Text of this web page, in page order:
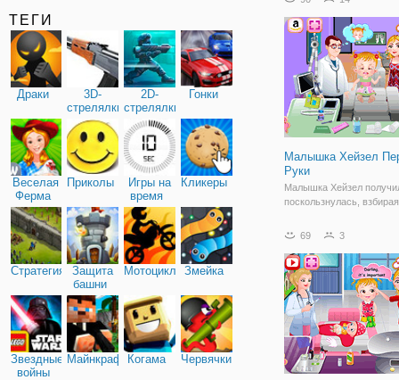
ТЕГИ
Драки
3D-
стрелялки
2D-
стрелялки
Гонки
Веселая
Ферма
Приколы
Игры на
время
Кликеры
Стратегия
Защита
башни
МотоциклыЗмейка
Звездные
войны
Майнкрафт Когама Червячки
Малышка Хейзел
Руки
Малышка Хейзел
поскользнулась,
боли, когда ее рука
медицинского лечения.
Хейзел не может
69 3